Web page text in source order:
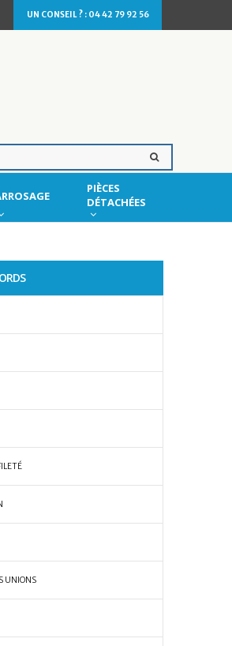
UN CONSEIL ? : 04 42 79 92 56
PIÈCES
DÉTACHÉES
UNIONS